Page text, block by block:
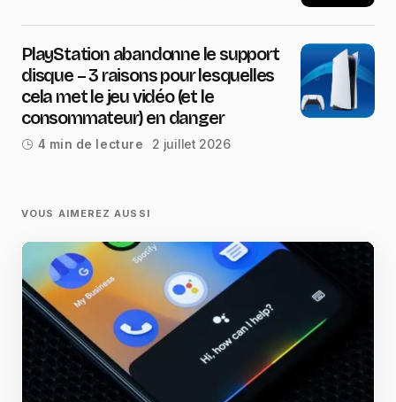
PlayStation abandonne le support
disque – 3 raisons pour lesquelles
cela met le jeu vidéo (et le
consommateur) en danger
4 min de lecture 2 juillet 2026
VOUS AIMEREZ AUSSI